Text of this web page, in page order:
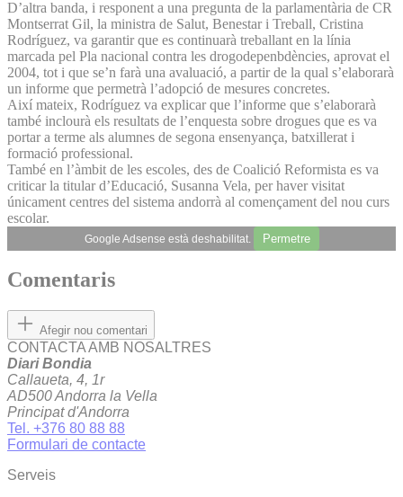
D’altra banda, i responent a una pregunta de la parlamentària de CR
Montserrat Gil, la ministra de Salut, Benestar i Treball, Cristina
Rodríguez, va garantir que es continuarà treballant en la línia
marcada pel Pla nacional contra les drogodepenbdències, aprovat el
2004, tot i que se’n farà una avaluació, a partir de la qual s’elaborarà
un informe que permetrà l’adopció de mesures concretes.
Així mateix, Rodríguez va explicar que l’informe que s’elaborarà
també inclourà els resultats de l’enquesta sobre drogues que es va
portar a terme als alumnes de segona ensenyança, batxillerat i
formació professional.
També en l’àmbit de les escoles, des de Coalició Reformista es va
criticar la titular d’Educació, Susanna Vela, per haver visitat
únicament centres del sistema andorrà al començament del nou curs
escolar.
Google Adsense està deshabilitat. Permetre
Comentaris
Afegir nou comentari
CONTACTA AMB NOSALTRES
Diari Bondia
Callaueta, 4, 1r
AD500 Andorra la Vella
Principat d'Andorra
Tel. +376 80 88 88
Formulari de contacte
Serveis